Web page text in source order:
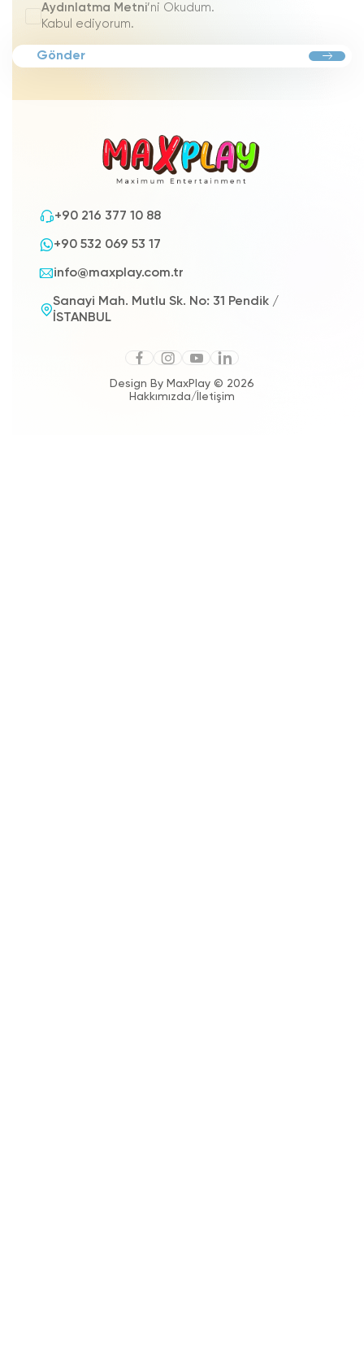
+90 216 377 10 88
+90 532 069 53 17
info@maxplay.com.tr
Sanayi Mah. Mutlu Sk. No: 31 Pendik /
İSTANBUL
Design By MaxPlay © 2026
Hakkımızda/ İletişim
Aydınlatma Metni’ni Okudum.
Kabul ediyorum.
Gönder